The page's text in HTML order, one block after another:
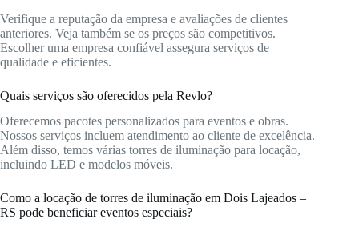
Verifique a reputação da empresa e avaliações de clientes
anteriores. Veja também se os preços são competitivos.
Escolher uma empresa confiável assegura serviços de
qualidade e eficientes.
Quais serviços são oferecidos pela Revlo?
Oferecemos pacotes personalizados para eventos e obras.
Nossos serviços incluem atendimento ao cliente de excelência.
Além disso, temos várias torres de iluminação para locação,
incluindo LED e modelos móveis.
Como a locação de torres de iluminação em Dois Lajeados –
RS pode beneficiar eventos especiais?